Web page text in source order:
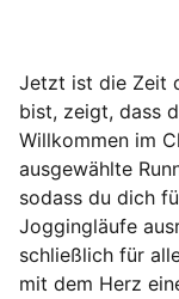
Jetzt ist die Zeit
bist, zeigt, dass
Willkommen im
ausgewählte
sodass du dich
Joggingläufe
schließlich für
mit dem Herz